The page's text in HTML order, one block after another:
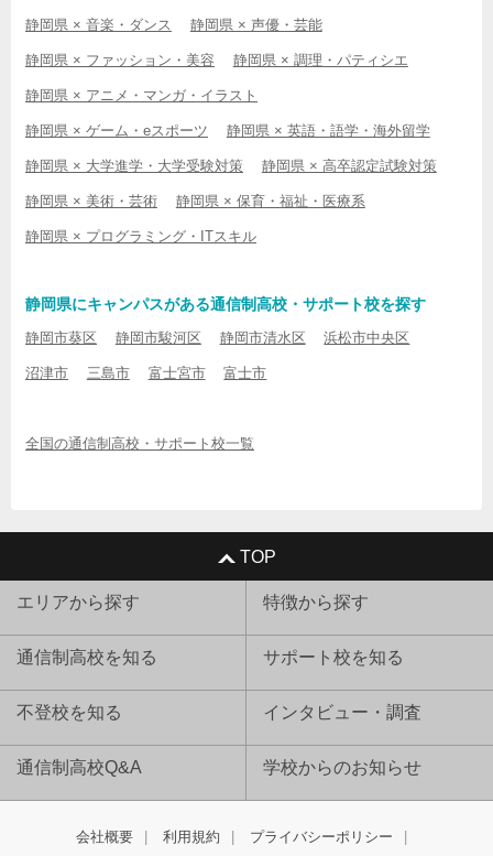
静岡県 × 音楽・ダンス 静岡県 × 声優・芸能
静岡県 × ファッション・美容 静岡県 × 調理・パティシエ
静岡県 × アニメ・マンガ・イラスト
静岡県 × ゲーム・eスポーツ 静岡県 × 英語・語学・海外留学
静岡県 × 大学進学・大学受験対策 静岡県 × 高卒認定試験対策
静岡県 × 美術・芸術 静岡県 × 保育・福祉・医療系
静岡県 × プログラミング・ITスキル
静岡県にキャンパスがある通信制高校・サポート校を探す
静岡市葵区 静岡市駿河区 静岡市清水区 浜松市中央区
沼津市 三島市 富士宮市 富士市
全国の通信制高校・サポート校一覧
TOP
エリアから探す 特徴から探す
通信制高校を知る サポート校を知る
不登校を知る インタビュー・調査
通信制高校Q&A 学校からのお知らせ
会社概要 利用規約 プライバシーポリシー